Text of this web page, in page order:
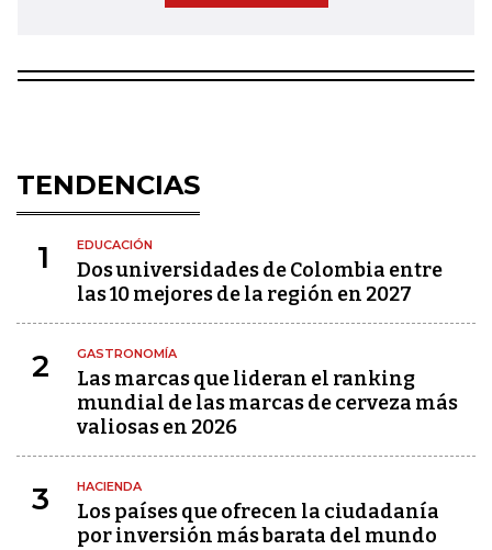
TENDENCIAS
1 EDUCACIÓN
Dos universidades de Colombia entre
las 10 mejores de la región en 2027
2 GASTRONOMÍA
Las marcas que lideran el ranking
mundial de las marcas de cerveza más
valiosas en 2026
3 HACIENDA
Los países que ofrecen la ciudadanía
por inversión más barata del mundo